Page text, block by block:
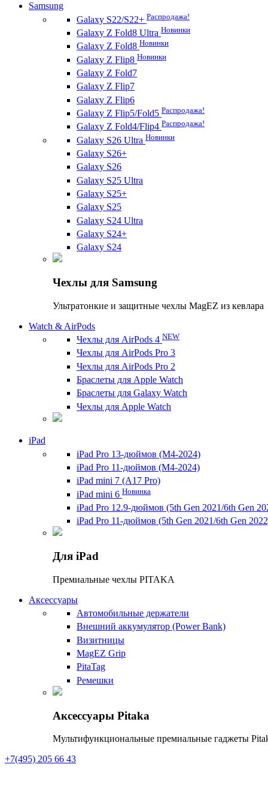
Samsung
Galaxy S22/S22+ Распродажа!
Galaxy Z Fold8 Ultra Новинки
Galaxy Z Fold8 Новинки
Galaxy Z Flip8 Новинки
Galaxy Z Fold7
Galaxy Z Flip7
Galaxy Z Flip6
Galaxy Z Flip5/Fold5 Распродажа!
Galaxy Z Fold4/Flip4 Распродажа!
Galaxy S26 Ultra Новинки
Galaxy S26+
Galaxy S26
Galaxy S25 Ultra
Galaxy S25+
Galaxy S25
Galaxy S24 Ultra
Galaxy S24+
Galaxy S24
Чехлы для Samsung
Ультратонкие и защитные чехлы MagEZ из кевлара
Watch & AirPods
Чехлы для AirPods 4 NEW
Чехлы для AirPods Pro 3
Чехлы для AirPods Pro 2
Браслеты для Apple Watch
Браслеты для Galaxy Watch
Чехлы для Apple Watch
iPad
iPad Pro 13-дюймов (M4-2024)
iPad Pro 11-дюймов (M4-2024)
iPad mini 7 (A17 Pro)
iPad mini 6 Новинка
iPad Pro 12.9-дюймов (5th Gen 2021/6th Gen
iPad Pro 11-дюймов (5th Gen 2021/6th Gen
Для iPad
Премиальные чехлы PITAKA
Аксессуары
Автомобильные держатели
Внешний аккумулятор (Power Bank)
Визитницы
MagEZ Grip
PitaTag
Ремешки
Аксессуары Pitaka
Мультифункциональные премиальные гаджеты
+7(495) 205 66 43